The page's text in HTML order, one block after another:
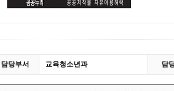
정보통신공사 감리원 배치신고
정보통신설비 유지보수·관리 제도
정보통신 사용전 검사
담당부서 교육청소년과 담